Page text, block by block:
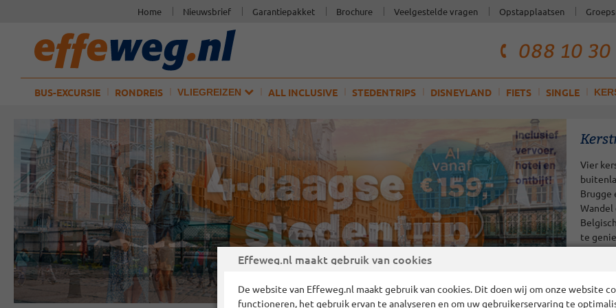
088 10
BUS-EXCURSIE RONDREIS VLIEGREIZEN ALL INCLUSIVE STEDENTRIPS DISNEYLAND FIETS SINGLE
Home Nieuwsbrief Garantiepakket Brochure Veelgestelde vragen Opstapplaatsen
Vier
Brugge
te
Bekijk
Effeweg.nl maakt gebruik van cookies
De website van Effeweg.nl maakt gebruik van cookies. Dit doen wij om onze website
functioneren, het gebruik ervan te analyseren en om uw gebruikerservaring te